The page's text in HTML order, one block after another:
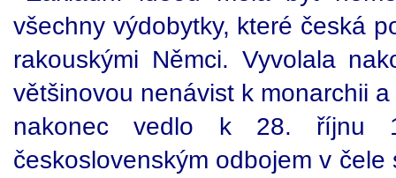
všechny výdobytky, které česká
rakouskými Němci. Vyvolala
většinovou nenávist k monarchii
nakonec vedlo k 28. říjnu
československým odbojem v